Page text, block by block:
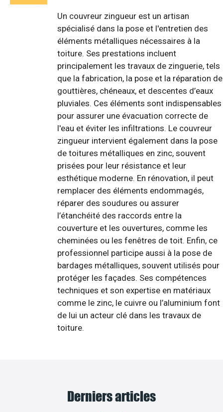
Un couvreur zingueur est un artisan
spécialisé dans la pose et l'entretien des
éléments métalliques nécessaires à la
toiture. Ses prestations incluent
principalement les travaux de zinguerie, tels
que la fabrication, la pose et la réparation de
gouttières, chéneaux, et descentes d’eaux
pluviales. Ces éléments sont indispensables
pour assurer une évacuation correcte de
l'eau et éviter les infiltrations. Le couvreur
zingueur intervient également dans la pose
de toitures métalliques en zinc, souvent
prisées pour leur résistance et leur
esthétique moderne. En rénovation, il peut
remplacer des éléments endommagés,
réparer des soudures ou assurer
l’étanchéité des raccords entre la
couverture et les ouvertures, comme les
cheminées ou les fenêtres de toit. Enfin, ce
professionnel participe aussi à la pose de
bardages métalliques, souvent utilisés pour
protéger les façades. Ses compétences
techniques et son expertise en matériaux
comme le zinc, le cuivre ou l’aluminium font
de lui un acteur clé dans les travaux de
toiture.
Derniers articles